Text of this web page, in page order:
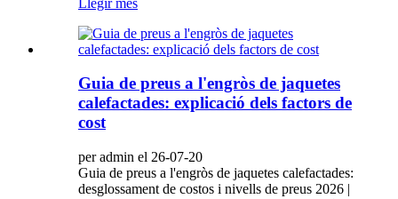
Guia de preus a l'engròs de jaquetes
calefactades: explicació dels factors de
cost
per admin el 26-07-20
Guia de preus a l'engròs de jaquetes calefactades:
desglossament de costos i nivells de preus 2026 |